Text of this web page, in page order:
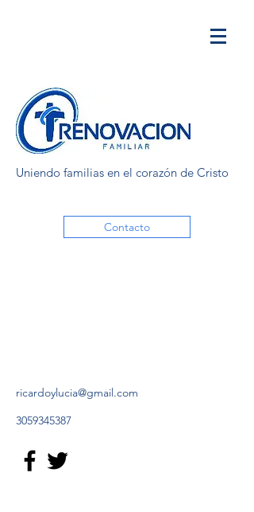
Uniendo familias en el corazón de Cristo
Contacto
ricardoylucia@gmail.com
3059345387